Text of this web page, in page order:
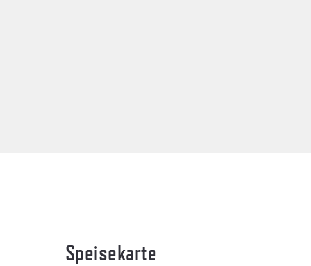
Speisekarte